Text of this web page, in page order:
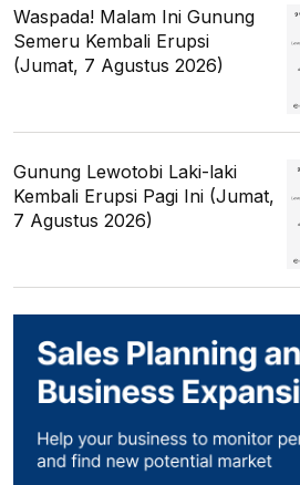
Waspada! Malam Ini Gunung
Semeru Kembali Erupsi
(Jumat, 7 Agustus 2026)
Gunung Lewotobi Laki-laki
Kembali Erupsi Pagi Ini (Jumat,
7 Agustus 2026)